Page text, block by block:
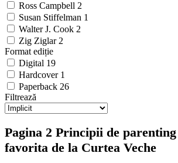
Ross Campbell 2
Susan Stiffelman 1
Walter J. Cook 2
Zig Ziglar 2
Format ediție
Digital 19
Hardcover 1
Paperback 26
Filtrează
Pagina 2 Principii de parenting
favorita de la Curtea Veche